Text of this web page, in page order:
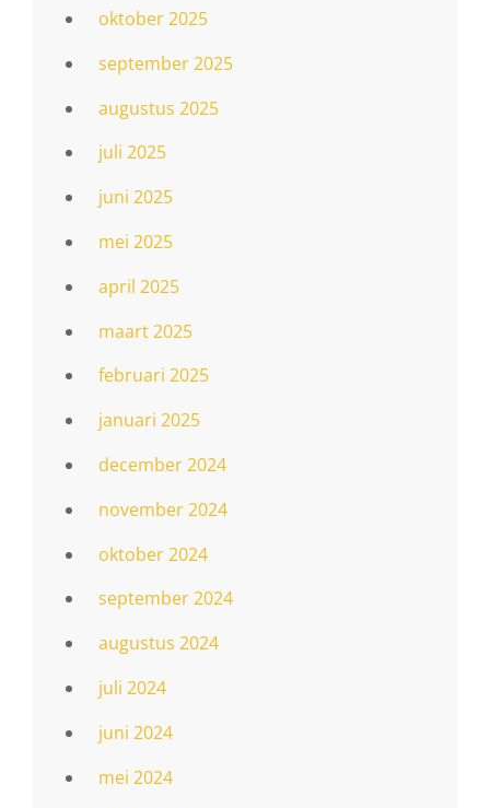
oktober 2025
september 2025
augustus 2025
juli 2025
juni 2025
mei 2025
april 2025
maart 2025
februari 2025
januari 2025
december 2024
november 2024
oktober 2024
september 2024
augustus 2024
juli 2024
juni 2024
mei 2024